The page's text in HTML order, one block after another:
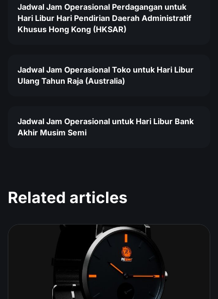
Jadwal Jam Operasional Perdagangan untuk
Hari Libur Hari Pendirian Daerah Administratif
Khusus Hong Kong (HKSAR)
Jadwal Jam Operasional Toko untuk Hari Libur
Ulang Tahun Raja (Australia)
Jadwal Jam Operasional untuk Hari Libur Bank
Akhir Musim Semi
Related articles